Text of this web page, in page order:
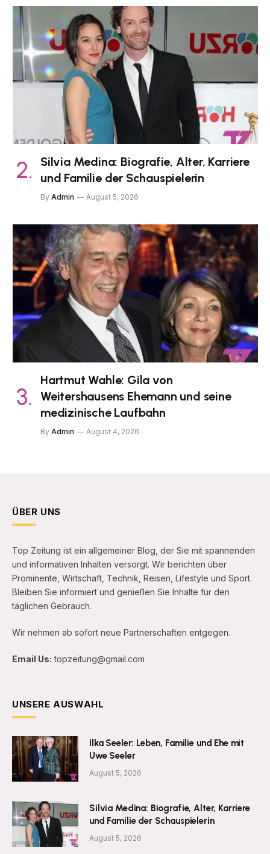
Silvia Medina: Biografie, Alter, Karriere
und Familie der Schauspielerin
By Admin August 5, 2026
Hartmut Wahle: Gila von
Weitershausens Ehemann und seine
medizinische Laufbahn
By Admin August 4, 2026
ÜBER UNS
Top Zeitung ist ein allgemeiner Blog, der Sie mit spannenden
und informativen Inhalten versorgt. Wir berichten über
Prominente, Wirtschaft, Technik, Reisen, Lifestyle und Sport.
Bleiben Sie informiert und genießen Sie Inhalte für den
täglichen Gebrauch.
Wir nehmen ab sofort neue Partnerschaften entgegen.
Email Us: topzeitung@gmail.com
UNSERE AUSWAHL
Ilka Seeler: Leben, Familie und Ehe mit
Uwe Seeler
August 5, 2026
Silvia Medina: Biografie, Alter, Karriere
und Familie der Schauspielerin
August 5, 2026